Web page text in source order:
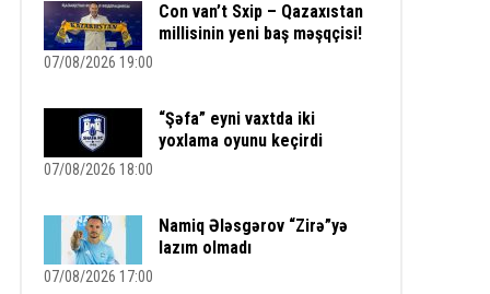
Con van’t Sxip – Qazaxıstan
millisinin yeni baş məşqçisi!
07/08/2026 19:00
“Şəfa” eyni vaxtda iki
yoxlama oyunu keçirdi
07/08/2026 18:00
Namiq Ələsgərov “Zirə”yə
lazım olmadı
07/08/2026 17:00